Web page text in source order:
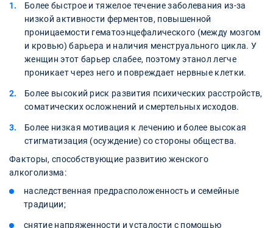
Более быстрое и тяжелое течение заболевания из-за
низкой активности ферментов, повышенной
проницаемости гематоэнцефалического (между мозгом
и кровью) барьера и наличия менструального цикла. У
женщин этот барьер слабее, поэтому этанол легче
проникает через него и повреждает нервные клетки.
Более высокий риск развития психических расстройств,
соматических осложнений и смертельных исходов.
Более низкая мотивация к лечению и более высокая
стигматизация (осуждение) со стороны общества.
Факторы, способствующие развитию женского
алкоголизма:
наследственная предрасположенность и семейные
традиции;
снятие напряженности и усталости с помощью